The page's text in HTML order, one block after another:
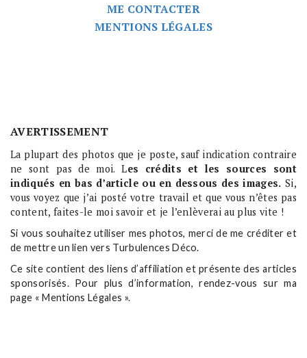
ME CONTACTER
MENTIONS LÉGALES
AVERTISSEMENT
La plupart des photos que je poste, sauf indication contraire
ne sont pas de moi. Les crédits et les sources sont
indiqués en bas d’article ou en dessous des images. Si,
vous voyez que j’ai posté votre travail et que vous n’êtes pas
content, faites-le moi savoir et je l’enlèverai au plus vite !
Si vous souhaitez utiliser mes photos, merci de me créditer et
de mettre un lien vers Turbulences Déco.
Ce site contient des liens d’affiliation et présente des articles
sponsorisés. Pour plus d’information, rendez-vous sur ma
page « Mentions Légales ».